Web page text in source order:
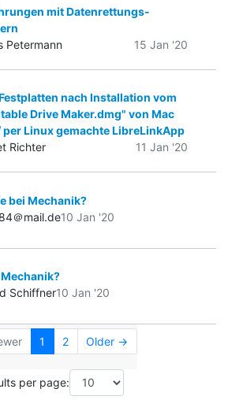
mit Datenrettungs-
Petermann
15 Jan '20
nach Installation vom
Drive Maker.dmg" von Mac
Linux gemachte LibreLinkApp
Richter
11 Jan '20
bei Mechanik?
＠mail.de10 Jan '20
Schiffner10 Jan '20
1 2 Older →
per page: